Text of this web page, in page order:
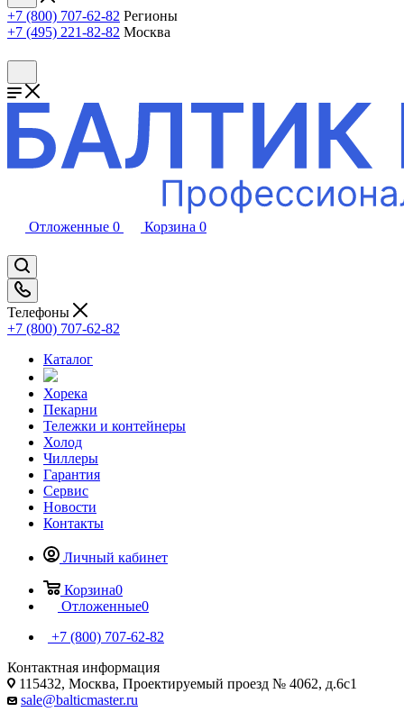
+7 (800) 707-62-82 Регионы
+7 (495) 221-82-82 Москва
Отложенные 0 Корзина 0
Телефоны
+7 (800) 707-62-82
Каталог
Хорека
Пекарни
Тележки и контейнеры
Холод
Чиллеры
Гарантия
Сервис
Новости
Контакты
Личный кабинет
Корзина0
Отложенные0
+7 (800) 707-62-82
Контактная информация
115432, Москва, Проектируемый проезд № 4062, д.6с1
sale@balticmaster.ru